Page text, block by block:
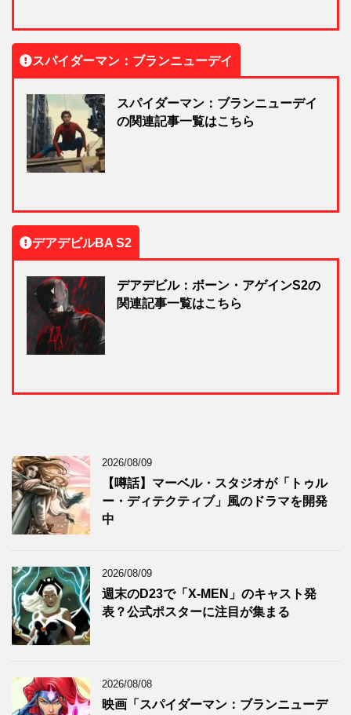
スパイダーマン：ブランニューデイ
スパイダーマン：ブランニューデイ
の関連記事一覧はこちら
デアデビルBA S2
デアデビル：ボーン・アゲインS2の
関連記事一覧はこちら
2026/08/09
【噂話】マーベル・スタジオが「トゥル
ー・ディテクティブ」風のドラマを開発
中
2026/08/09
週末のD23で「X-MEN」のキャスト発
表？公式ポスターに注目が集まる
2026/08/08
映画「スパイダーマン：ブランニューデ